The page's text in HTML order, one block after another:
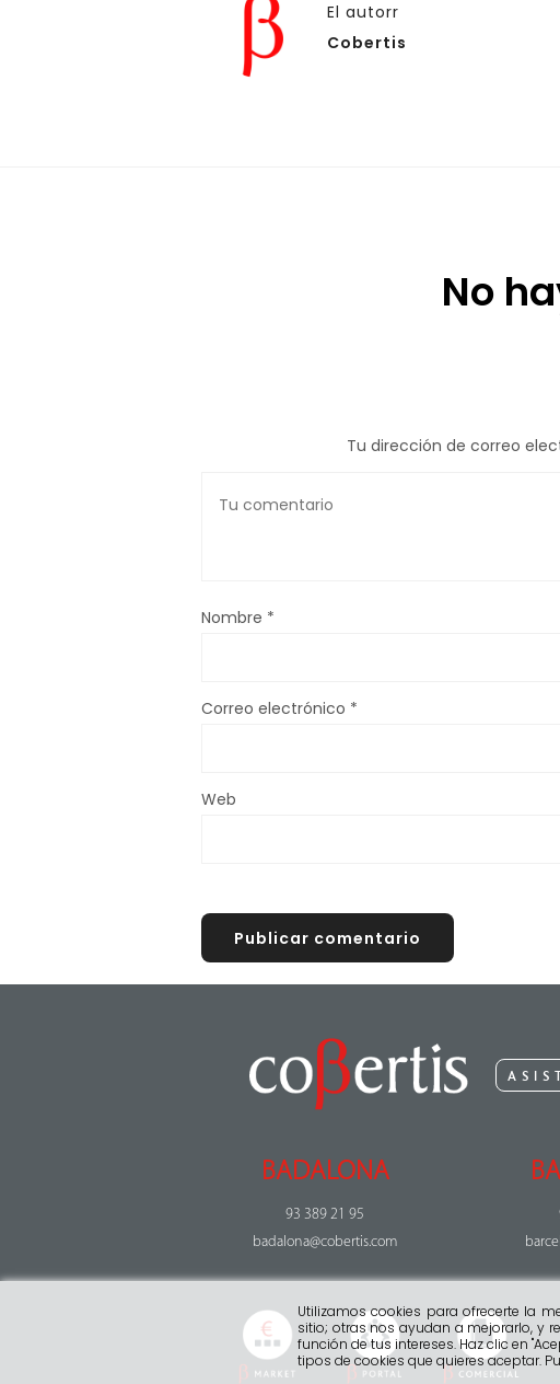
El autorr
Cobertis
No
Tu dirección de correo
Nombre *
Correo electrónico *
Web
BADALONA
93 389 21 95
badalona@cobertis.com
Utilizamos cookies para ofrecerte la
sitio; otras nos ayudan a mejorarlo, y
función de tus intereses. Haz clic en
tipos de cookies que quieres aceptar.